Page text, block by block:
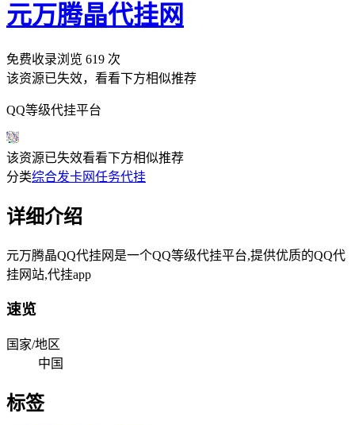
元万腾晶代挂网
免费收录浏览 619 次
该资源已失效，看看下方相似推荐
QQ等级代挂平台
该资源已失效看看下方相似推荐
分类综合发卡网任务代挂
详细介绍
元万腾晶QQ代挂网是一个QQ等级代挂平台,提供优质的QQ代
挂网站,代挂app
速览
国家/地区
中国
标签